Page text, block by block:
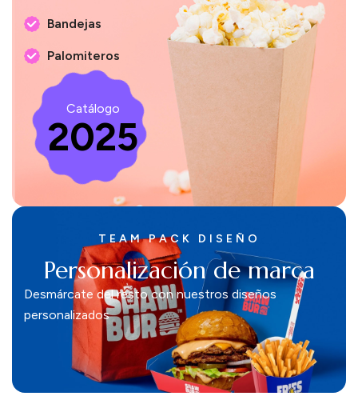
Bandejas
Palomiteros
2025
Catálogo
Personalización de marca
TEAM PACK DISEÑO
Desmárcate del resto con nuestros diseños
personalizados